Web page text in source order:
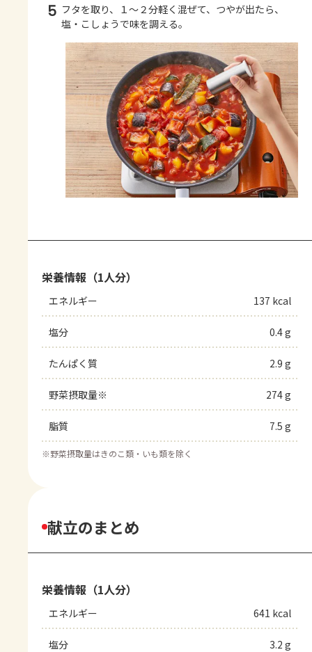
5 フタを取り、１～２分軽く混ぜて、つやが出たら、
塩・こしょうで味を調える。
栄養情報（1人分）
エネルギー 137 kcal
塩分 0.4 g
たんぱく質 2.9 g
野菜摂取量※ 274 g
脂質 7.5 g
※野菜摂取量はきのこ類・いも類を除く
献立のまとめ
栄養情報（1人分）
エネルギー 641 kcal
塩分 3.2 g